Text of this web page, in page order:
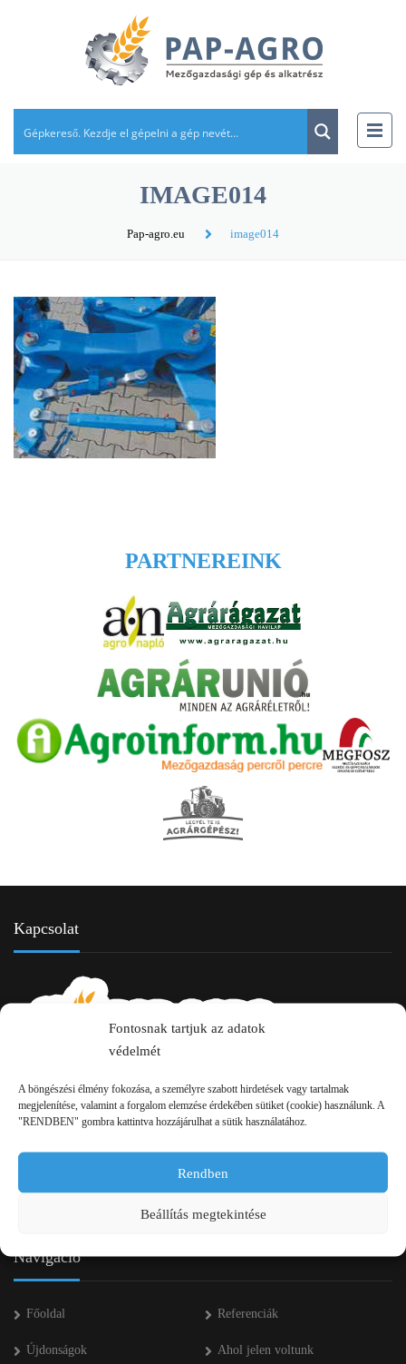
Fontosnak tartjuk az adatok
védelmét
A böngészési élmény fokozása, a személyre szabott hirdetések vagy tartalmak
megjelenítése, valamint a forgalom elemzése érdekében sütiket (cookie) használunk. A
"RENDBEN" gombra kattintva hozzájárulhat a sütik használatához.
Rendben
Beállítás megtekintése
IMAGE014
Pap-agro.eu image014
PARTNEREINK
Kapcsolat
2750 Nagykőrös Alsójárás d. 1/a
info kukac pap-agro.eu
Navigáció
Főoldal Referenciák
Újdonságok Ahol jelen voltunk